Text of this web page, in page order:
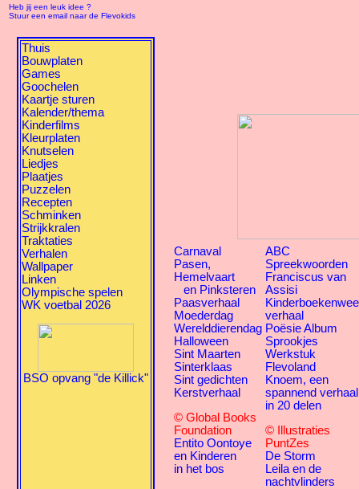
Heb jij een leuk idee ?
Stuur een email naar de Flevokids
Thuis
Bouwplaten
Games
Goochelen
Kaartje sturen
Kalender/thema
Kinderfilms
Kleurplaten
Knutselen
Liedjes
Plaatjes
Puzzelen
Recepten
Schminken
Strijkkralen
Traktaties
Verhalen
Wallpaper
Linken
Olympische spelen
WK voetbal 2026
BSO opvang "de Killick"
Carnaval
Pasen,
Hemelvaart
en Pinksteren
Paasverhaal
Moederdag
Werelddierendag
Halloween
Sint Maarten
Sinterklaas
Sint gedichten
Kerstverhaal
© Global Books
Foundation
Entito Oontoye
en Kinderen
in het bos
ABC
Spreekwoorden
Franciscus van
Assisi
verhaal
Poësie Album
Sprookjes
Werkstuk
Flevoland
Knoem, een
spannend verhaal
in 20 delen
© Illustraties
PuntZes
De Storm
Leila en de
nachtvlinders